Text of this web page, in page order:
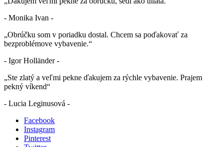
- Monika Ivan -
„Obrúčku som v poriadku dostal. Chcem sa poďakovať za
bezproblémove vybavenie.“
- Igor Holländer -
„Ste zlatý a veľmi pekne ďakujem za rýchle vybavenie. Prajem
pekný víkend“
- Lucia Leginusová -
Facebook
Instagram
Pinterest